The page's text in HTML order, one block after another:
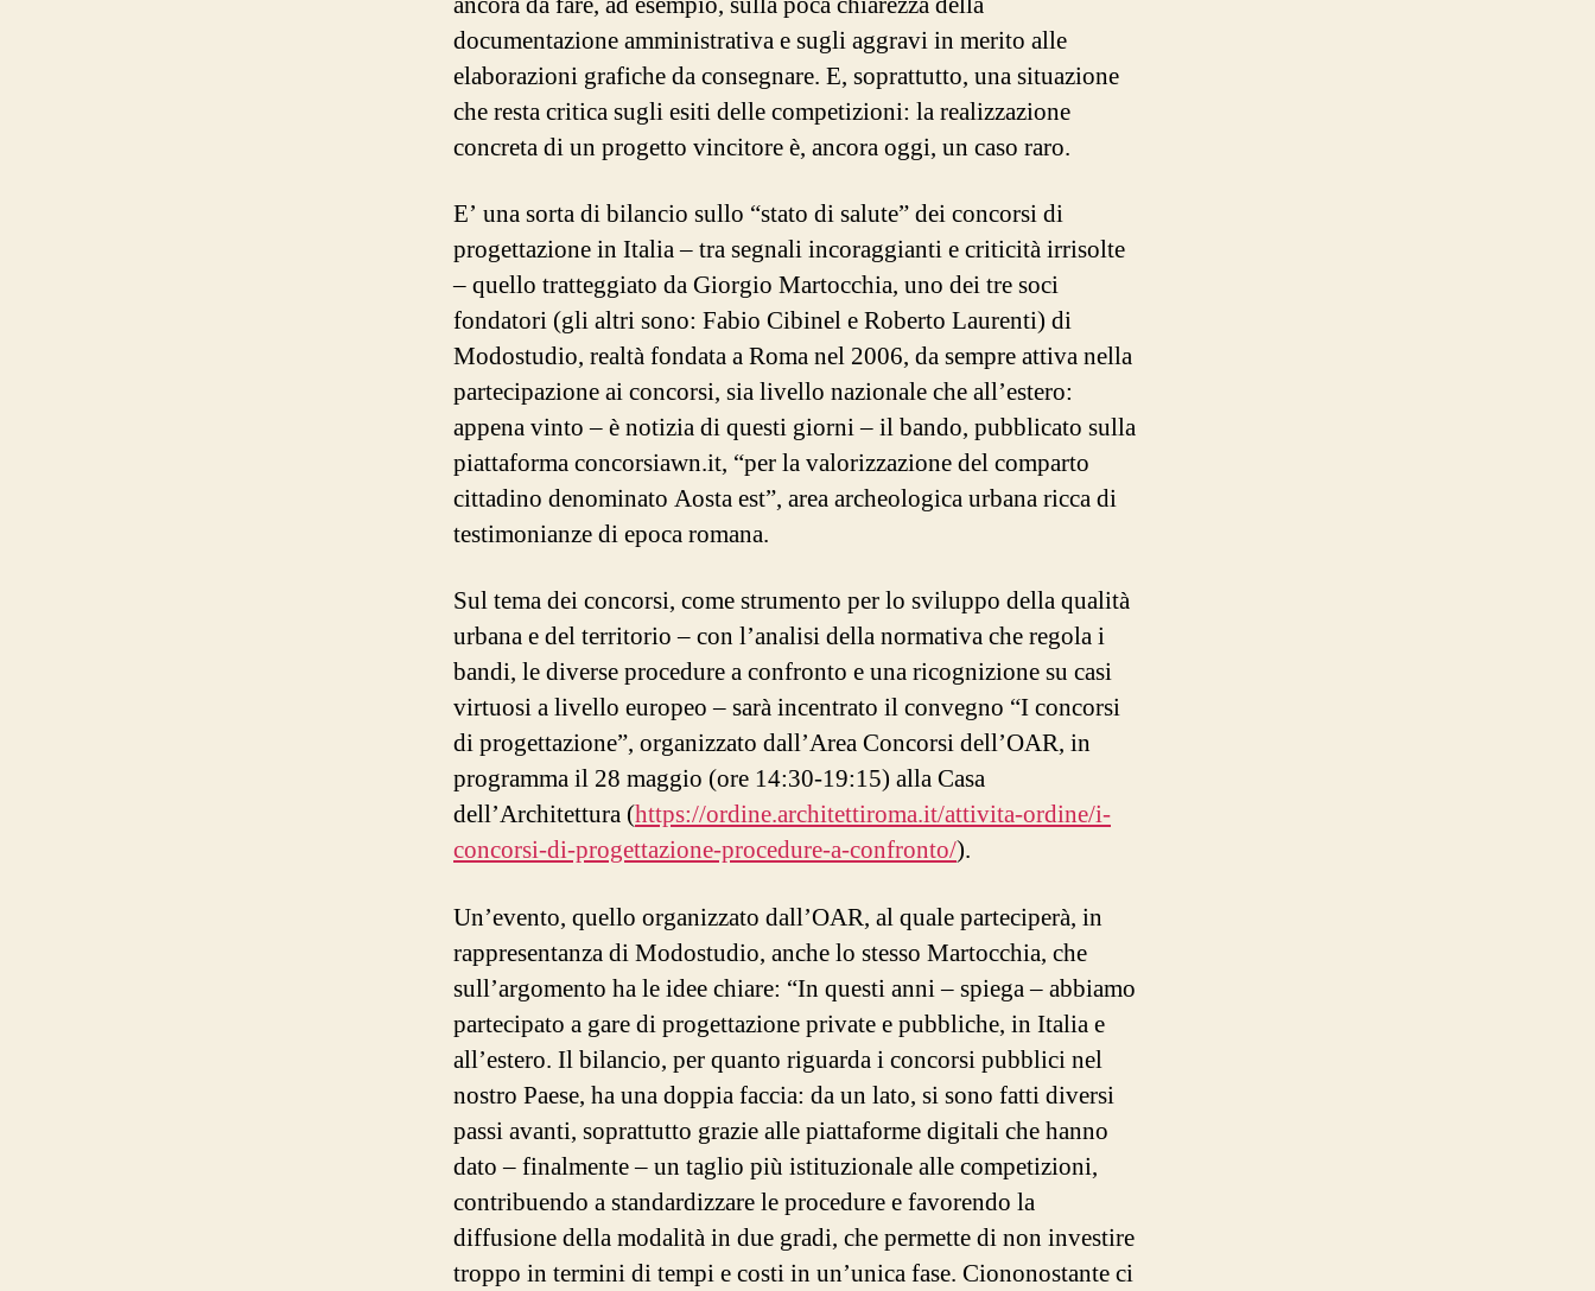
documentazione amministrativa e sugli aggravi in merito alle
elaborazioni grafiche da consegnare. E, soprattutto, una situazione
che resta critica sugli esiti delle competizioni: la realizzazione
concreta di un progetto vincitore è, ancora oggi, un caso raro.
E’ una sorta di bilancio sullo “stato di salute” dei concorsi di
progettazione in Italia – tra segnali incoraggianti e criticità irrisolte
– quello tratteggiato da Giorgio Martocchia, uno dei tre soci
fondatori (gli altri sono: Fabio Cibinel e Roberto Laurenti) di
Modostudio, realtà fondata a Roma nel 2006, da sempre attiva nella
partecipazione ai concorsi, sia livello nazionale che all’estero:
appena vinto – è notizia di questi giorni – il bando, pubblicato sulla
piattaforma concorsiawn.it, “per la valorizzazione del comparto
cittadino denominato Aosta est”, area archeologica urbana ricca di
testimonianze di epoca romana.
Sul tema dei concorsi, come strumento per lo sviluppo della qualità
urbana e del territorio – con l’analisi della normativa che regola i
bandi, le diverse procedure a confronto e una ricognizione su casi
virtuosi a livello europeo – sarà incentrato il convegno “I concorsi
di progettazione”, organizzato dall’Area Concorsi dell’OAR, in
programma il 28 maggio (ore 14:30-19:15) alla Casa
dell’Architettura (https://ordine.architettiroma.it/attivita-ordine/i-
concorsi-di-progettazione-procedure-a-confronto/).
Un’evento, quello organizzato dall’OAR, al quale parteciperà, in
rappresentanza di Modostudio, anche lo stesso Martocchia, che
sull’argomento ha le idee chiare: “In questi anni – spiega – abbiamo
partecipato a gare di progettazione private e pubbliche, in Italia e
all’estero. Il bilancio, per quanto riguarda i concorsi pubblici nel
nostro Paese, ha una doppia faccia: da un lato, si sono fatti diversi
passi avanti, soprattutto grazie alle piattaforme digitali che hanno
dato – finalmente – un taglio più istituzionale alle competizioni,
contribuendo a standardizzare le procedure e favorendo la
diffusione della modalità in due gradi, che permette di non investire
troppo in termini di tempi e costi in un’unica fase. Ciononostante ci